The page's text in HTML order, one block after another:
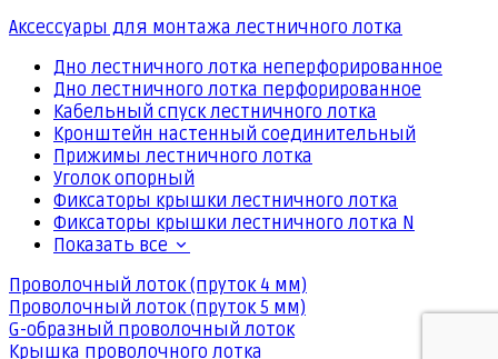
Аксессуары для монтажа лестничного лотка
Дно лестничного лотка неперфорированное
Дно лестничного лотка перфорированное
Кабельный спуск лестничного лотка
Кронштейн настенный соединительный
Прижимы лестничного лотка
Уголок опорный
Фиксаторы крышки лестничного лотка
Фиксаторы крышки лестничного лотка N
Показать все
Проволочный лоток (пруток 4 мм)
Проволочный лоток (пруток 5 мм)
G-образный проволочный лоток
Крышка проволочного лотка